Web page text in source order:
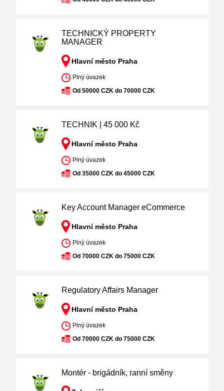
TECHNICKÝ PROPERTY
MANAGER
Hlavní město Praha
Plný úvazek
Od 50000 CZK do 70000 CZK
TECHNIK | 45 000 Kč
Hlavní město Praha
Plný úvazek
Od 35000 CZK do 45000 CZK
Key Account Manager eCommerce
Hlavní město Praha
Plný úvazek
Od 70000 CZK do 75000 CZK
Regulatory Affairs Manager
Hlavní město Praha
Plný úvazek
Od 70000 CZK do 75000 CZK
Montér - brigádník, ranní směny